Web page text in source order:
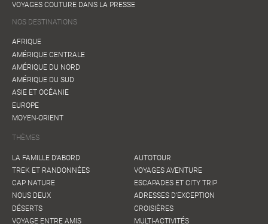
VOYAGES COUTURE DANS LA PRESSE
NOS DESTINATIONS
AFRIQUE
AMÉRIQUE CENTRALE
AMÉRIQUE DU NORD
AMÉRIQUE DU SUD
ASIE ET OCÉANIE
EUROPE
MOYEN-ORIENT
THÈMES
LA FAMILLE D'ABORD
TREK ET RANDONNÉES
CAP NATURE
NOUS DEUX
DÉSERTS
VOYAGE ENTRE AMIS
AUTOTOUR
VOYAGES AVENTURE
ESCAPADES ET CITY TRIP
ADRESSES D'EXCEPTION
CROISIÈRES
MULTI-ACTIVITÉS